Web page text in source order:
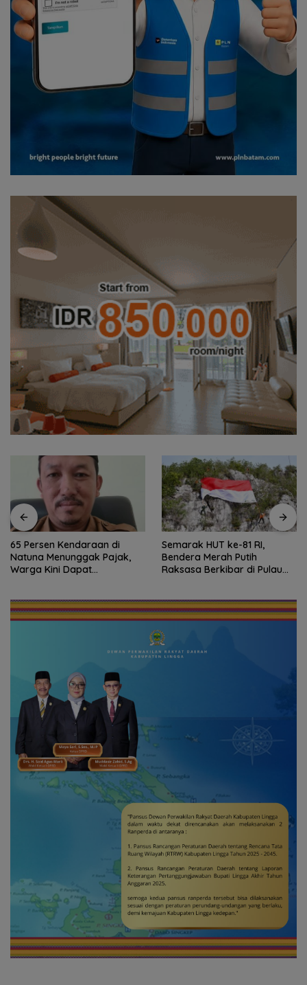
65 Persen Kendaraan di
Natuna Menunggak Pajak,
Warga Kini Dapat
Semarak HUT ke-81 RI,
Bendera Merah Putih
Raksasa Berkibar di Pulau